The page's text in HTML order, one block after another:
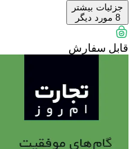
جزئیات بیشتر
8 مورد دیگر
قابل سفارش